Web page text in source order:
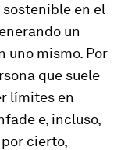
sostenible en el
un
uno mismo. Por
que suele
límites en
e, incluso,
cierto,